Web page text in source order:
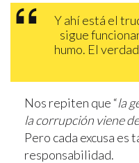
Y ahí está el
sigue
humo. El
Nos repiten que “la
la corrupción viene
Pero cada excusa es
responsabilidad.